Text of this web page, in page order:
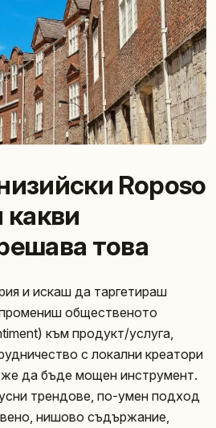
Roposo
какви
това
и искаш да таргетираш
общественото
към продукт/услуга,
с локални креатори
да бъде мощен инструмент.
трендове, по-умен подход
нишово съдържание,